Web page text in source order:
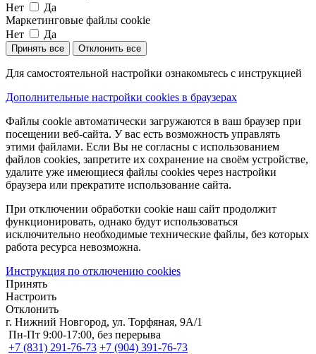
Нет
Да
Маркетинговые файлы cookie
Нет
Да
Принять все Отклонить все
Для самостоятельной настройки ознакомьтесь с инструкцией
Дополнительные настройки cookies в браузерах
Файлы cookie автоматически загружаются в ваш браузер при
посещении веб-сайта. У вас есть возможность управлять
этими файлами. Если Вы не согласны с использованием
файлов cookies, запретите их сохранение на своём устройстве,
удалите уже имеющиеся файлы cookies через настройки
браузера или прекратите использование сайта.
При отключении обработки cookie наш сайт продолжит
функционировать, однако будут использоваться
исключительно необходимые технические файлы, без которых
работа ресурса невозможна.
Инструкция по отключению cookies
Принять
Настроить
Отклонить
г. Нижний Новгород, ул. Торфяная, 9А/1
Пн-Пт 9:00-17:00, без перерыва
+7 (831) 291-76-73 +7 (904) 391-76-73